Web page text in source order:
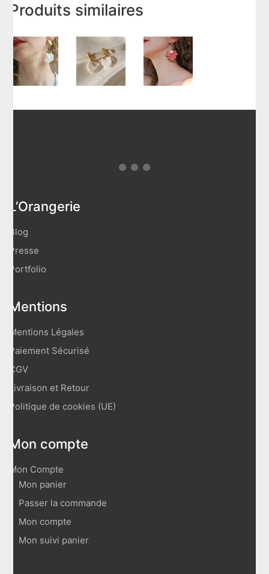
Produits similaires
L’Orangerie
Blog
Presse
Portfolio
Mentions
Mentions Légales
Paiement Sécurisé
CGV
Livraison et Retour
Politique de cookies (UE)
Mon compte
Mon Compte
Mon panier
Passer la commande
Mon compte
Mon suivi panier